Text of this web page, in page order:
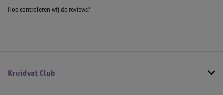
Hoe controleren wij de reviews?
Kruidvat Club